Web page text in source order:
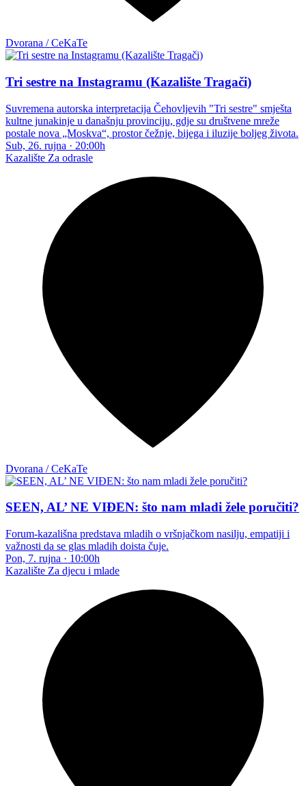
Dvorana / CeKaTe
Tri sestre na Instagramu (Kazalište Tragači)
Suvremena autorska interpretacija Čehovljevih "Tri sestre" smješta
kultne junakinje u današnju provinciju, gdje su društvene mreže
postale nova „Moskva“, prostor čežnje, bijega i iluzije boljeg života.
Sub, 26. rujna · 20:00h
Kazalište Za odrasle
Dvorana / CeKaTe
SEEN, AL’ NE VIĐEN: što nam mladi žele poručiti?
Forum-kazališna predstava mladih o vršnjačkom nasilju, empatiji i
važnosti da se glas mladih doista čuje.
Pon, 7. rujna · 10:00h
Kazalište Za djecu i mlade